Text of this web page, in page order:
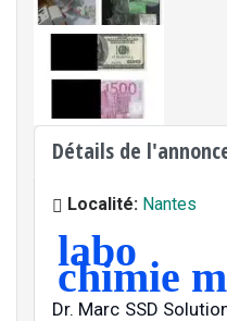
Détails de
Localité: Nantes
labo
chimie
Dr. Marc SSD